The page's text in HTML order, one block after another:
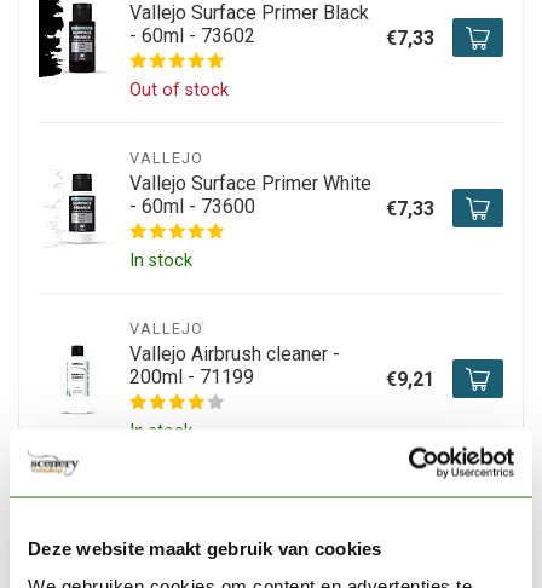
Deze website maakt gebruik van cookies
Vallejo Surface Primer Black
- 60ml - 73602
Out of stock
€7,33
VALLEJO
Vallejo Surface Primer White
- 60ml - 73600
In stock
€7,33
VALLEJO
Vallejo Airbrush cleaner -
200ml - 71199
In stock
€9,21
VALLEJO
200ml - 71161
€12,88